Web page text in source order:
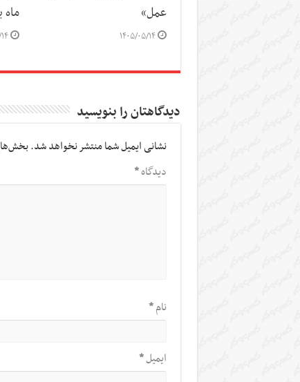
عمل»
۱۴۰۵/۰۵/۱۴
دیدگاهتان را بنویسید
نشانی ایمیل شما منتشر نخواهد شد.
دیدگاه*
نام*
ایمیل*